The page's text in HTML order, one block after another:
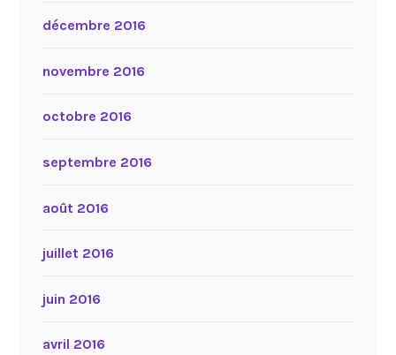
décembre 2016
novembre 2016
octobre 2016
septembre 2016
août 2016
juillet 2016
juin 2016
avril 2016